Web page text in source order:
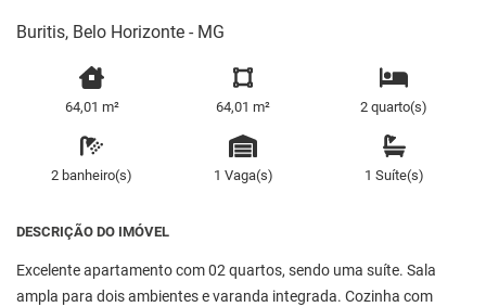
Buritis, Belo Horizonte - MG
64,01 m² 64,01 m² 2 quarto(s)
2 banheiro(s) 1 Vaga(s) 1 Suíte(s)
DESCRIÇÃO DO IMÓVEL
Excelente apartamento com 02 quartos, sendo uma suíte. Sala
ampla para dois ambientes e varanda integrada. Cozinha com